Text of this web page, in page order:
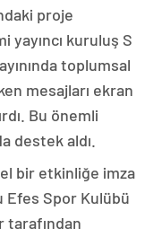
proje
yayıncı kuruluş S
toplumsal
mesajları ekran
Bu önemli
destek aldı.
bir etkinliğe imza
Efes Spor Kulübü
tarafından